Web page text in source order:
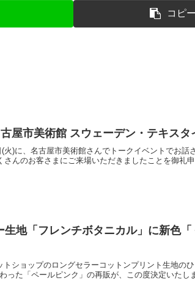
コピ
屋市美術館 スウェーデン・テキスタ
)に、名古屋市美術館さんでトークイベントでお話
んのお客さまにご来場いただきましたことを御礼
地「フレンチボタニカル」に新色
ショップのロングセラーコットンプリント生地の
った「ペールピンク」の再販が、この度決定いたし